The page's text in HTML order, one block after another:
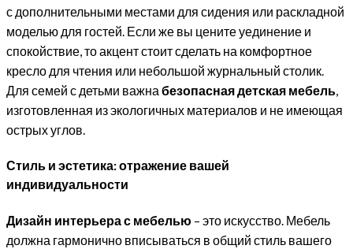
с дополнительными местами для сидения или раскладной
моделью для гостей. Если же вы цените уединение и
спокойствие, то акцент стоит сделать на комфортное
кресло для чтения или небольшой журнальный столик.
Для семей с детьми важна безопасная детская мебель
изготовленная из экологичных материалов и не имеющая
острых углов.
Стиль и эстетика: отражение вашей
индивидуальности
Дизайн интерьера с мебелью – это искусство. Мебель
должна гармонично вписываться в общий стиль вашего